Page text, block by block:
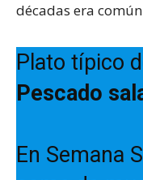
décadas era
Plato típico
Pescado
En Semana